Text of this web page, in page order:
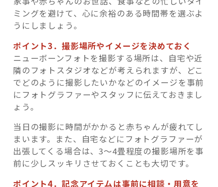
ミングを避けて、心に余裕のある時間帯を選ぶよ
うにしましょう。
ポイント3．撮影場所やイメージを決めておく
ニューボーンフォトを撮影する場所は、自宅や近
隣のフォトスタジオなどが考えられますが、どこ
でどのように撮影したいかなどのイメージを事前
にフォトグラファーやスタッフに伝えておきまし
ょう。
当日の撮影に時間がかかると赤ちゃんが疲れてし
まいます。また、自宅などにフォトグラファーが
出張してくる場合は、3～4畳程度の撮影場所を事
前に少しスッキリさせておくことも大切です。
ポイント4．記念アイテムは事前に相談・用意を